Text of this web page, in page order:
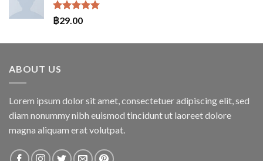
ให้คะแนน
5.00
฿29.00
ABOUT US
Lorem ipsum dolor sit amet, consectetuer adipiscing elit, sed
diam nonummy nibh euismod tincidunt ut laoreet dolore
magna aliquam erat volutpat.